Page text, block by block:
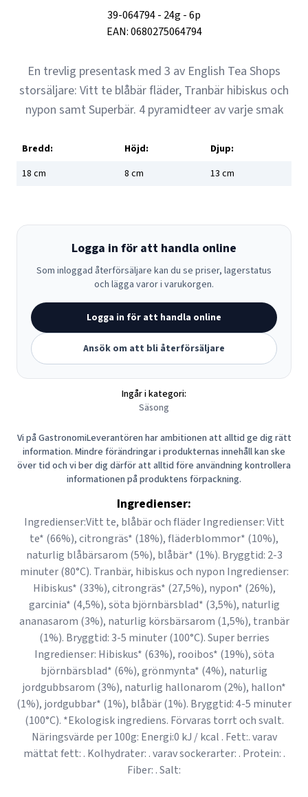
39-064794- 24g -6p
EAN:0680275064794
En trevlig presentask med 3 av English Tea Shops
storsäljare: Vitt te blåbär fläder, Tranbär hibiskus och
nypon samt Superbär. 4 pyramidteer av varje smak
Bredd: Höjd:
Djup:
18 cm 8 cm 13 cm
Logga in för att handla online
Som inloggad återförsäljare kan du se priser, lagerstatus
och lägga varor i varukorgen.
Logga in för att handla online
Ansök om att bli återförsäljare
Ingår i kategori:
Säsong
Vi på GastronomiLeverantören har ambitionen att alltid ge dig rätt
information. Mindre förändringar i produkternas innehåll kan ske
över tid och vi ber dig därför att alltid före användning kontrollera
informationen på produktens förpackning.
Ingredienser:
Ingredienser:Vitt te, blåbär och fläder Ingredienser: Vitt
te* (66%), citrongräs* (18%), fläderblommor* (10%),
naturlig blåbärsarom (5%), blåbär* (1%). Bryggtid: 2-3
minuter (80°C). Tranbär, hibiskus och nypon Ingredienser:
Hibiskus* (33%), citrongräs* (27,5%), nypon* (26%),
garcinia* (4,5%), söta björnbärsblad* (3,5%), naturlig
ananasarom (3%), naturlig körsbärsarom (1,5%), tranbär
(1%). Bryggtid: 3-5 minuter (100°C). Super berries
Ingredienser: Hibiskus* (63%), rooibos* (19%), söta
björnbärsblad* (6%), grönmynta* (4%), naturlig
jordgubbsarom (3%), naturlig hallonarom (2%), hallon*
(1%), jordgubbar* (1%), blåbär (1%). Bryggtid: 4-5 minuter
(100°C). *Ekologisk ingrediens. Förvaras torrt och svalt.
Näringsvärde per 100g: Energi:0 kJ / kcal . Fett:. varav
mättat fett: . Kolhydrater: . varav sockerarter: . Protein: .
Fiber: . Salt: